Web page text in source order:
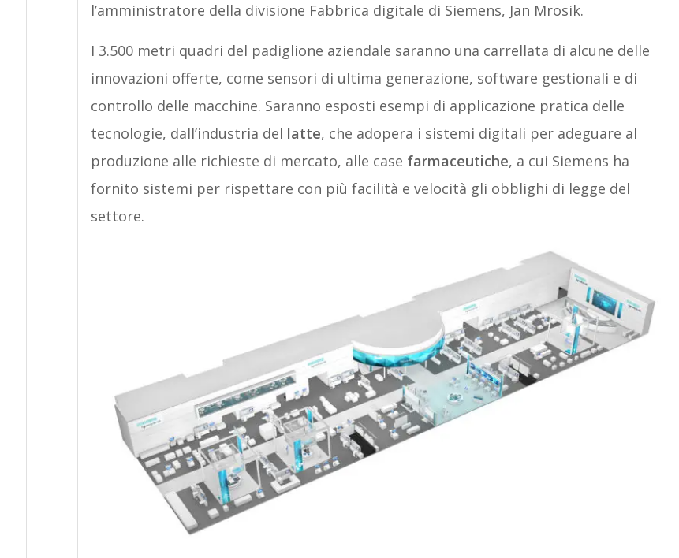
l’amministratore della divisione Fabbrica digitale di Siemens, Jan Mrosik.
I 3.500 metri quadri del padiglione aziendale saranno una carrellata di alcune delle
innovazioni offerte, come sensori di ultima generazione, software gestionali e di
controllo delle macchine. Saranno esposti esempi di applicazione pratica delle
tecnologie, dall’industria del latte, che adopera i sistemi digitali per adeguare al
produzione alle richieste di mercato, alle case farmaceutiche, a cui Siemens ha
fornito sistemi per rispettare con più facilità e velocità gli obblighi di legge del
settore.
H
Hannover Messe 2017